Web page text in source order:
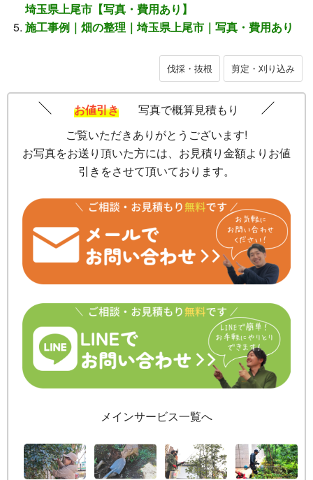
埼玉県上尾市【写真・費用あり】
施工事例｜畑の整理｜埼玉県上尾市｜写真・費用あり
伐採・抜根 剪定・刈り込み
お値引き
写真で概算見積もり
ご覧いただきありがとうございます!
お写真をお送り頂いた方には、お見積り金額よりお値
引きをさせて頂いております。
メインサービス一覧へ